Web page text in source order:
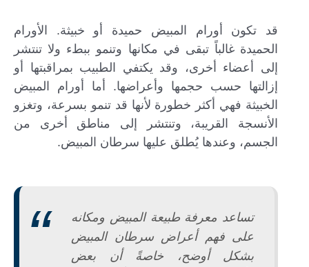
قد تكون أورام المبيض حميدة أو خبيثة. الأورام
الحميدة غالباً تبقى في مكانها وتنمو ببطء ولا تنتشر
إلى أعضاء أخرى، وقد يكتفي الطبيب بمراقبتها أو
إزالتها حسب حجمها وأعراضها. أما أورام المبيض
الخبيثة فهي أكثر خطورة لأنها قد تنمو بسرعة، وتغزو
الأنسجة القريبة، وتنتشر إلى مناطق أخرى من
الجسم، وعندها يُطلق عليها سرطان المبيض.
تساعد معرفة طبيعة المبيض ومكانه
على فهم أعراض سرطان المبيض
بشكل أوضح، خاصةً أن بعض